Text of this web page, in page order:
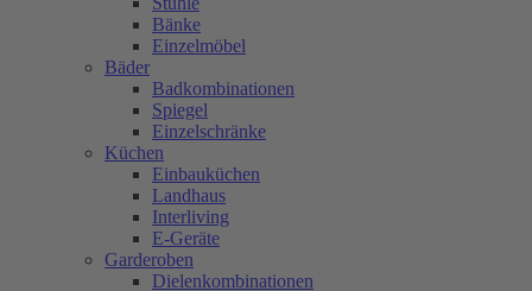
Bänke
Einzelmöbel
Bäder
Badkombinationen
Spiegel
Einzelschränke
Küchen
Einbauküchen
Landhaus
Interliving
E-Geräte
Garderoben
Dielenkombinationen